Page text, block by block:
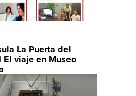
La Puerta del
El viaje en Museo